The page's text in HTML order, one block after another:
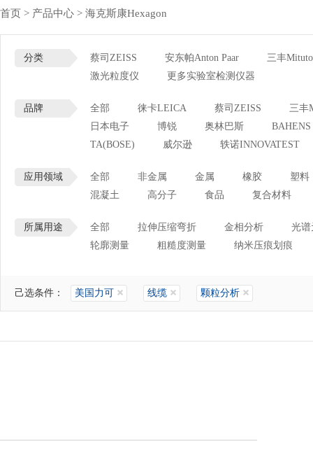
首页 > 产品中心 > 海克斯康Hexagon
分类 蔡司ZEISS 安东帕Anton Paar
三丰
激光粒度仪
更多实验室检测仪器
品牌 全部 徕卡LEICA 蔡司ZEISS
三丰
日本电子
博锐 奥林巴斯
BAHENS
TA(BOSE)
威尔逊 轶诺INNOVATEST
应用领域 全部 非金属 金属 橡胶
塑料
混凝土
高分子 食品 复合材料
所属用途 全部 拉伸压缩弯折 金相分析
光谱
轮廓测量
粗糙度测量 纳米压痕划痕
己选条件： 美国力可 线缆 颗粒分析